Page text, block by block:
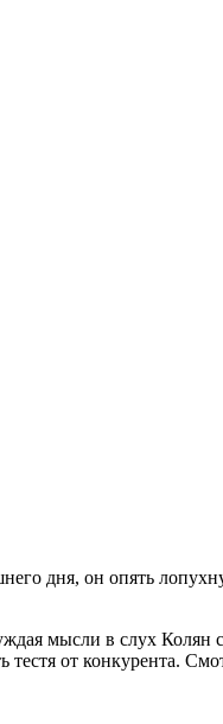
дня, он опять
мысли в слух Колян
от конкурента.